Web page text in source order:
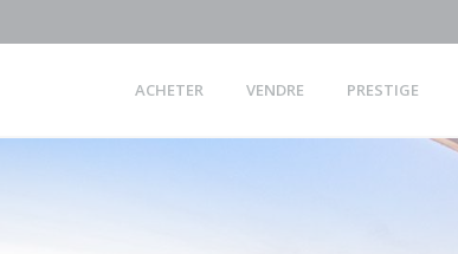
ACHETER VENDRE PRESTIGE